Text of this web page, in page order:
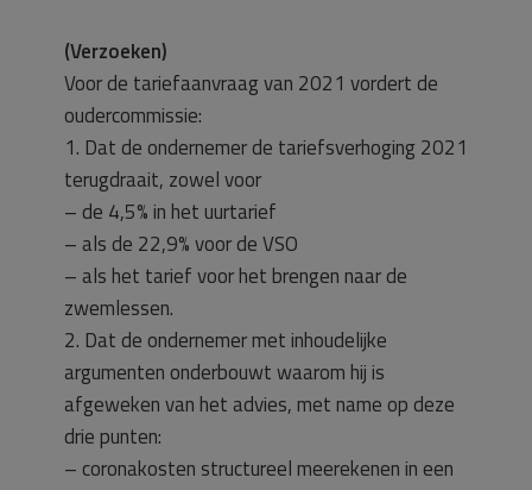
(Verzoeken)
Voor de tariefaanvraag van 2021 vordert de
oudercommissie:
1. Dat de ondernemer de tariefsverhoging 2021
terugdraait, zowel voor
– de 4,5% in het uurtarief
– als de 22,9% voor de VSO
– als het tarief voor het brengen naar de
zwemlessen.
2. Dat de ondernemer met inhoudelijke
argumenten onderbouwt waarom hij is
afgeweken van het advies, met name op deze
drie punten:
– coronakosten structureel meerekenen in een